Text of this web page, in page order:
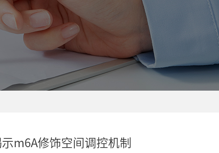
m6A修饰空间调控机制